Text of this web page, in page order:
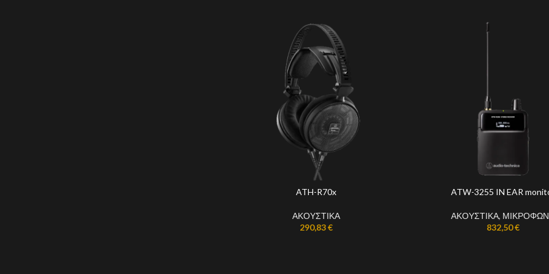
ATH-R70x
ΑΚΟΥΣΤΙΚΑ
290,83€
ATW-3255 IN EAR
ΑΚΟΥΣΤΙΚΑ,
832,50€